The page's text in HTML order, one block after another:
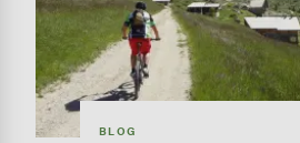
BLOG